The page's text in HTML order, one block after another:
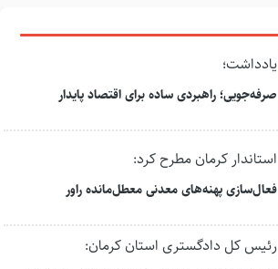
یادداشت؛
صرفه‌جویی؛ راهبردی ساده برای اقتصاد پایدار
استاندار کرمان مطرح کرد:
فعال‌سازی پهنه‌های معدنی معطل‌مانده راور
رئیس کل دادگستری استان کرمان: